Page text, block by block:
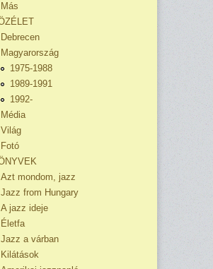
Más
Debrecen
Magyarország
1975-1988
1989-1991
1992-
Média
Világ
Fotó
Azt mondom, jazz
Jazz from Hungary
A jazz ideje
Életfa
Jazz a várban
Kilátások